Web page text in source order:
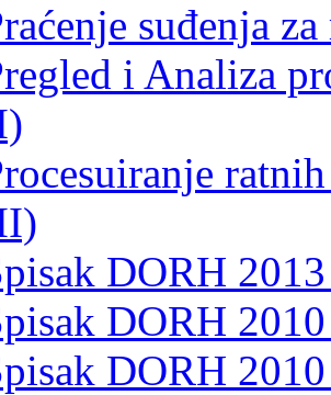
suđenja
i Analiza
DORH
DORH
DORH